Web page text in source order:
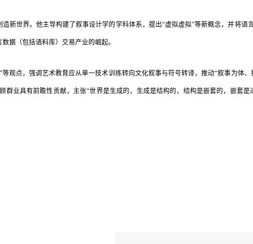
新世界。他主导构建了叙事设计学的学科体系，提出“虚拟虚拟”等新概念，并将语
据（包括语料库）交易产业的崛起。
观点，强调艺术教育应从单一技术训练转向文化叙事与符号转译，推动“叙事为体
群业具有前瞻性贡献，主张“世界是生成的，生成是结构的，结构是嵌套的，嵌套